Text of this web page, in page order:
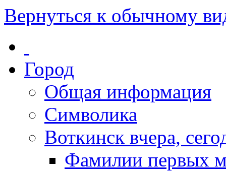
Вернуться к обычному
Город
Общая информация
Символика
Воткинск вчера,
Фамилии первых